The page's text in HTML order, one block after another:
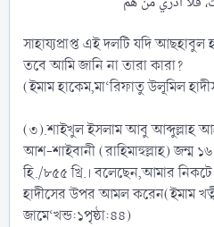
সাহায্যপ্রাপ্ত এই দলটি যদি
তবে আমি জানি না তারা কারা?
(ইমাম হাকেম,মা‘রিফাতু উলূমিল
(৩).শাইখুল ইসলাম আবু আব্দুল্লাহ
আশ-শাইবানী (রাহিমাহুল্লাহ) জন্ম
হি./৮৫৫ খ্রি.। বলেছেন,আমার
হাদীসের উপর আমল করেন(ইমাম
জামে‘খন্ড:১পৃষ্ঠা:৪৪)